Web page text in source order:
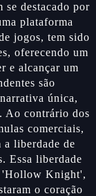
se destacado por
plataforma
jogos, tem sido
oferecendo um
e alcançar um
são
única,
Ao contrário dos
comerciais,
a liberdade de
Essa liberdade
'Hollow Knight',
o coração